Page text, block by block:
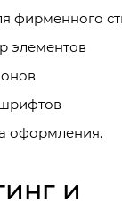
фирменного
элементов
оформления.
и